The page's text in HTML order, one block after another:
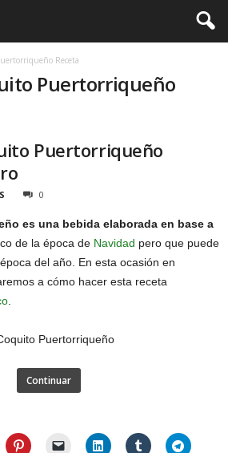
Receta
Puertorriqueño
Puertorriqueño
0
es una bebida elaborada en base a
de la época de Navidad pero que puede
del año. En esta ocasión en
a cómo hacer esta receta
Continuar